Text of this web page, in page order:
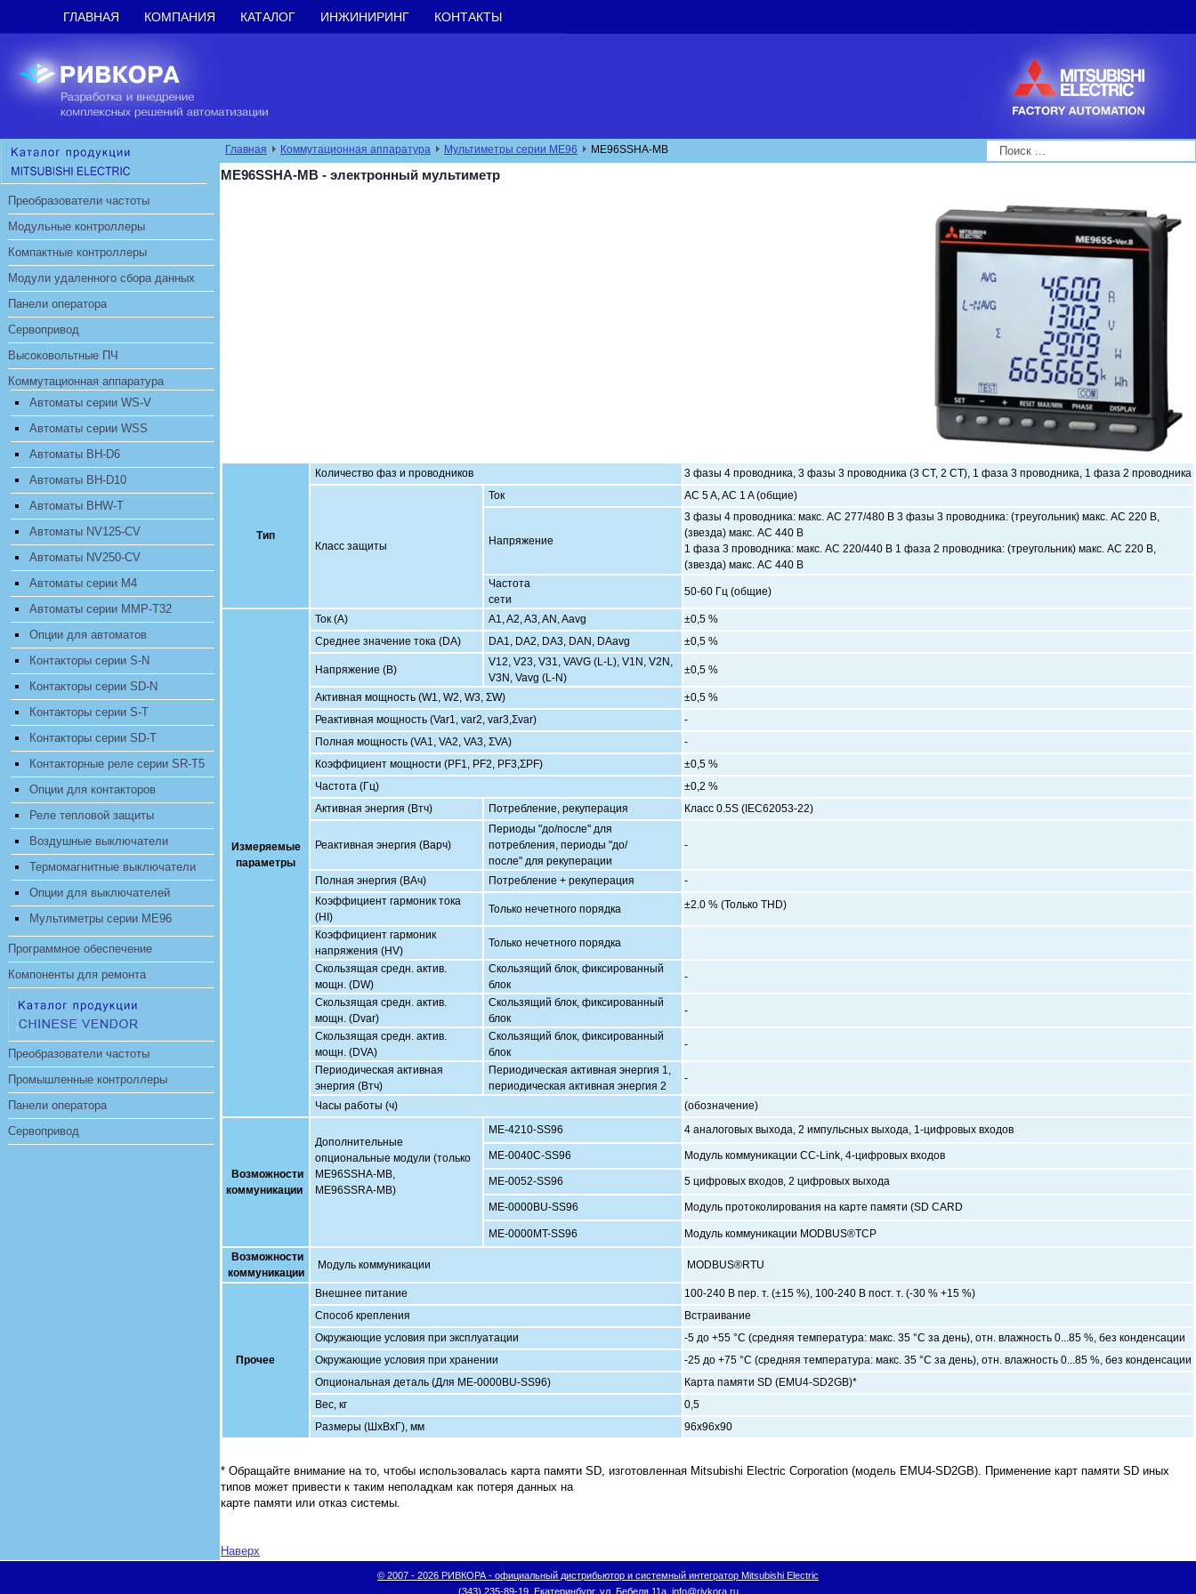
ГЛАВНАЯ КОМПАНИЯ КАТАЛОГ ИНЖИНИРИНГ КОНТАКТЫ
Преобразователи частоты
Модульные контроллеры
Компактные контроллеры
Модули удаленного сбора данных
Панели оператора
Сервопривод
Высоковольтные ПЧ
Коммутационная аппаратура
Автоматы серии WS-V
Автоматы серии WSS
Автоматы BH-D6
Автоматы BH-D10
Автоматы BHW-T
Автоматы NV125-CV
Автоматы NV250-CV
Автоматы серии M4
Автоматы серии MMP-T32
Опции для автоматов
Контакторы серии S-N
Контакторы серии SD-N
Контакторы серии S-T
Контакторы серии SD-T
Контакторные реле серии SR-T5
Опции для контакторов
Реле тепловой защиты
Воздушные выключатели
Термомагнитные выключатели
Опции для выключателей
Мультиметры серии ME96
Программное обеспечение
Компоненты для ремонта
Преобразователи частоты
Промышленные контроллеры
Панели оператора
Сервопривод
Главная Коммутационная аппаратура Мультиметры серии ME96 ME96SSHA-MB Search...
ME96SSHA-MB - электронный мультиметр
Тип
Количество фаз и проводников 3 фазы 4 проводника, 3 фазы 3 проводника (3 CT, 2 CT), 1 фаза 3 проводника, 1 фаза 2 проводника
Класс защиты
Ток AC 5 A, AC 1 A (общие)
Напряжение
3 фазы 4 проводника: макс. AC 277/480 В 3 фазы 3 проводника: (треугольник) макс. AC 220 В,
(звезда) макс. AC 440 В
1 фаза 3 проводника: макс. AC 220/440 В 1 фаза 2 проводника: (треугольник) макс. AC 220 В,
(звезда) макс. AC 440 В
Частота
сети
50-60 Гц (общие)
Измеряемые
параметры
Ток (A) A1, A2, A3, AN, Aavg
±0,5 %
Среднее значение тока (DA)
DA1, DA2, DA3, DAN, DAavg ±0,5 %
Напряжение (В)
V12, V23, V31, VAVG (L-L), V1N, V2N,
V3N, Vavg (L-N)
±0,5 %
Активная мощность (W1, W2, W3, ΣW)
±0,5 %
Реактивная мощность (Var1, var2, var3,Σvar)
-
Полная мощность (VA1, VA2, VA3, ΣVA)
-
Коэффициент мощности (PF1, PF2, PF3,ΣPF)
±0,5 %
Частота (Гц)
±0,2 %
Активная энергия (Втч)
Потребление, рекуперация Класс 0.5S (IEC62053-22)
Реактивная энергия (Варч)
Периоды "до/после" для
потребления, периоды "до/
после" для рекуперации
-
Полная энергия (ВАч) Потребление + рекуперация
-
Коэффициент гармоник тока
(HI)
Только нечетного порядка ±2.0 % (Только THD)
Коэффициент гармоник
напряжения (HV)
Только нечетного порядка
Скользящая средн. актив.
мощн. (DW)
Скользящий блок, фиксированный
блок
-
Скользящая средн. актив.
мощн. (Dvar)
Скользящий блок, фиксированный
блок
-
Скользящая средн. актив.
мощн. (DVA)
Скользящий блок, фиксированный
блок
-
Периодическая активная
энергия (Втч)
Периодическая активная энергия 1,
периодическая активная энергия 2
-
Часы работы (ч) (обозначение)
Возможности
коммуникации
Дополнительные
опциональные модули (только
ME96SSHA-MB,
ME96SSRA-MB)
ME-4210-SS96 4 аналоговых выхода, 2 импульсных выхода, 1-цифровых входов
ME-0040C-SS96 Модуль коммуникации CC-Link, 4-цифровых входов
ME-0052-SS96 5 цифровых входов, 2 цифровых выхода
ME-0000BU-SS96 Модуль протоколирования на карте памяти (SD CARD
ME-0000MT-SS96
Модуль коммуникации MODBUS®TCP
Возможности
коммуникации
Модуль коммуникации MODBUS®RTU
Прочее
Внешнее питание
100-240 В пер. т. (±15 %), 100-240 В пост. т. (-30 % +15 %)
Способ крепления
Встраивание
Окружающие условия при эксплуатации
-5 до +55 °C (средняя температура: макс. 35 °C за день), отн. влажность 0...85 %, без конденсации
Окружающие условия при хранении
-25 до +75 °C (средняя температура: макс. 35 °C за день), отн. влажность 0...85 %, без конденсации
Опциональная деталь (Для ME-0000BU-SS96)
Карта памяти SD (EMU4-SD2GB)*
Вес, кг
0,5
Размеры (ШхВхГ), мм
96х96х90
* Обращайте внимание на то, чтобы использовалась карта памяти SD, изготовленная Mitsubishi Electric Corporation (модель EMU4-SD2GB). Применение карт памяти SD иных
типов может привести к таким неполадкам как потеря данных на
карте памяти или отказ системы.
Наверх
© 2007 - 2026 РИВКОРА - официальный дистрибьютор и системный интегратор Mitsubishi Electric
(343) 235-89-19, Екатеринбург, ул. Бебеля 11а, info@rivkora.ru